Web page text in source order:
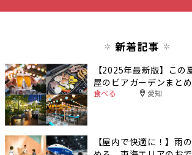
新着記事
【2025年最新版】こ
屋のビアガーデンまとめ
食べる 愛知
【屋内で快適に！】雨